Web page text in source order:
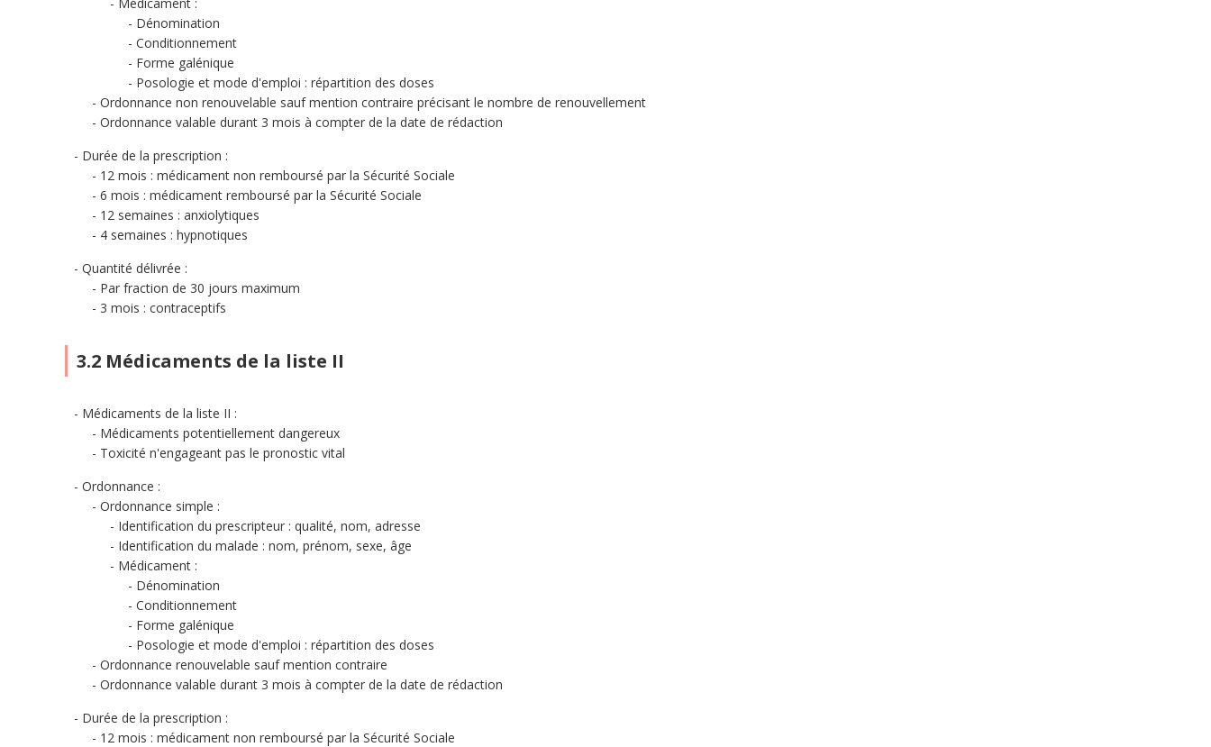
Dénomination
Conditionnement
Forme galénique
Posologie et mode d'emploi : répartition des doses
Ordonnance non renouvelable sauf mention contraire précisant le nombre de renouvellement
Ordonnance valable durant 3 mois à compter de la date de rédaction
Durée de la prescription :
12 mois : médicament non remboursé par la Sécurité Sociale
6 mois : médicament remboursé par la Sécurité Sociale
12 semaines : anxiolytiques
4 semaines : hypnotiques
Quantité délivrée :
Par fraction de 30 jours maximum
3 mois : contraceptifs
3.2 Médicaments de la liste II
Médicaments de la liste II :
Médicaments potentiellement dangereux
Toxicité n'engageant pas le pronostic vital
Ordonnance :
Ordonnance simple :
Identification du prescripteur : qualité, nom, adresse
Identification du malade : nom, prénom, sexe, âge
Médicament :
Dénomination
Conditionnement
Forme galénique
Posologie et mode d'emploi : répartition des doses
Ordonnance renouvelable sauf mention contraire
Ordonnance valable durant 3 mois à compter de la date de rédaction
Durée de la prescription :
12 mois : médicament non remboursé par la Sécurité Sociale